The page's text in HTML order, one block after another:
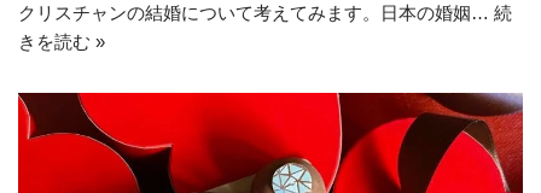
クリスチャンの結婚について考えてみます。日本の婚姻… 続
きを読む »